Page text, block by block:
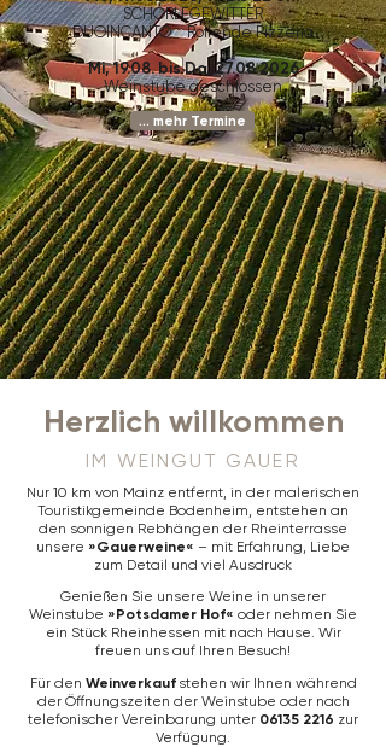
SCHORLEGEWITTER
DUOINCANTOxRollende Pizzeria
Mi, 19.08. bis Do, 27.08.2026
Weinstube geschlossen
... mehr Termine
Herzlich willkommen
IM WEINGUT GAUER
Nur 10 km von Mainz entfernt, in der malerischen
Touristikgemeinde Bodenheim, entstehen an
den sonnigen Rebhängen der Rheinterrasse
unsere »Gauerweine« – mit Erfahrung, Liebe
zum Detail und viel Ausdruck
Genießen Sie unsere Weine in unserer
Weinstube »Potsdamer Hof« oder nehmen Sie
ein Stück Rheinhessen mit nach Hause. Wir
freuen uns auf Ihren Besuch!
Für den Weinverkauf stehen wir Ihnen während
der Öffnungszeiten der Weinstube oder nach
telefonischer Vereinbarung unter 06135 2216 zur
Verfügung.